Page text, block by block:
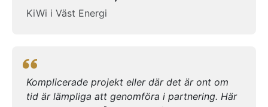
utvecklingsfas för en hel kommun som har
hela denna känsla skapas inifrån. Den blir äkta i
mig när vi möts av sådan värme och genuin
känsla av engagemang. Det vill jag rikta ett
stort tack till er alla! Tack till Jonas på
KiWi i Väst Energi
Komplicerade projekt eller där det är ont om
tid är lämpliga att genomföra i partnering. Här